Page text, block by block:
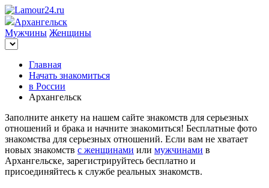
Архангельск
Мужчины Женщины
Главная
Начать знакомиться
в России
Архангельск
Заполните анкету на нашем сайте знакомств для серьезных
отношений и брака и начните знакомиться! Бесплатные фото
знакомства для серьезных отношений. Если вам не хватает
новых знакомств с женщинами или мужчинами в
Архангельске, зарегистрируйтесь бесплатно и
присоединяйтесь к службе реальных знакомств.